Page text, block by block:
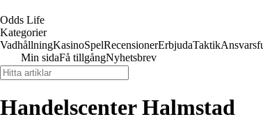
Odds Life
Kategorier
VadhållningKasinoSpelRecensionerErbjudaTaktik
Min sidaFå tillgångNyhetsbrev
Handelscenter Halmstad